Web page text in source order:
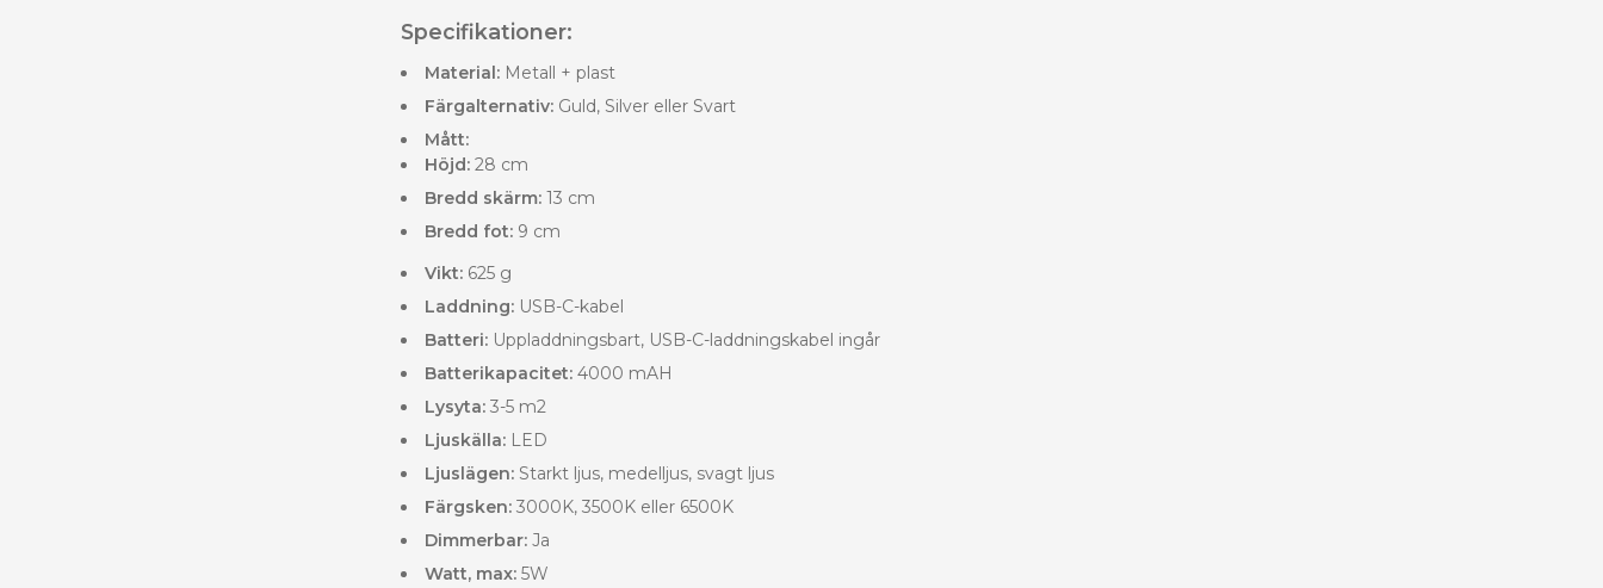
Specifikationer:
Material: Metall + plast
Färgalternativ: Guld, Silver eller Svart
Mått:
Höjd: 28 cm
Bredd skärm: 13 cm
Bredd fot: 9 cm
Vikt: 625 g
Laddning: USB-C-kabel
Batteri: Uppladdningsbart, USB-C-laddningskabel ingår
Batterikapacitet: 4000 mAH
Lysyta: 3-5 m2
Ljuskälla: LED
Ljuslägen: Starkt ljus, medelljus, svagt ljus
Färgsken: 3000K, 3500K eller 6500K
Dimmerbar: Ja
Watt, max: 5W